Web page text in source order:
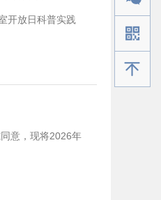
开放日科普实践
意，现将2026年
手机版